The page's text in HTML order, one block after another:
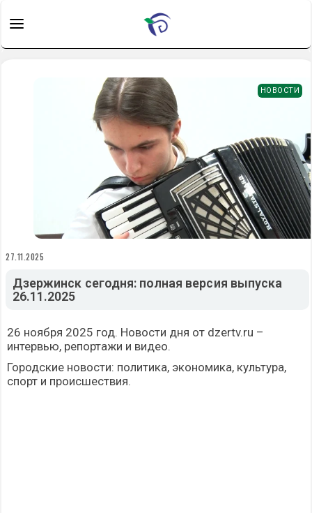
НОВОСТИ
27.11.2025
Дзержинск сегодня: полная версия выпуска
26.11.2025
26 ноября 2025 год. Новости дня от dzertv.ru –
интервью, репортажи и видео.
Городские новости: политика, экономика, культура,
спорт и происшествия.